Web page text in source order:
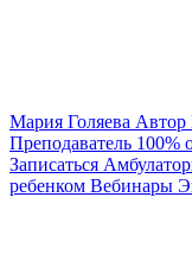
Мария Голяева Автор
Преподаватель 100%
Записаться
ребенком Вебинары